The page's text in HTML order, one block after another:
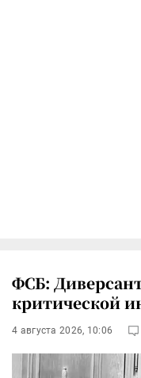
ФСБ:
критической
4 августа 2026, 10:06